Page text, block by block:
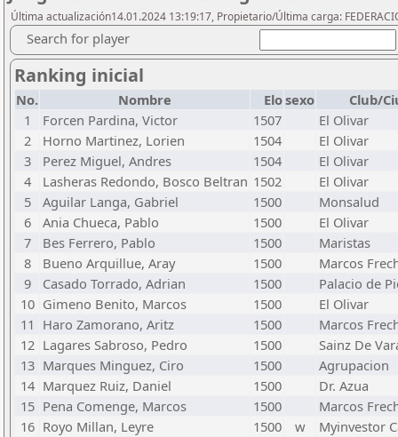
Última actualización14.01.2024 13:19:17, Propietario/Última carga:
Search for player
Ranking inicial
No. Nombre Elosexo
Club/
1
Forcen Pardina, Victor 1507
El Olivar
2
Horno Martinez, Lorien 1504
El Olivar
3
Perez Miguel, Andres 1504
El Olivar
4
Lasheras Redondo, Bosco Beltran 1502
El Olivar
5
Aguilar Langa, Gabriel 1500
Monsalud
6
Ania Chueca, Pablo 1500
El Olivar
7
Bes Ferrero, Pablo 1500
Maristas
8
Bueno Arquillue, Aray 1500
Marcos
9
Casado Torrado, Adrian 1500
Palacio de
10 Gimeno Benito, Marcos 1500
El Olivar
11 Haro Zamorano, Aritz 1500
Marcos
12 Lagares Sabroso, Pedro 1500
Sainz De
13 Marques Minguez, Ciro 1500
Agrupacion
14 Marquez Ruiz, Daniel 1500
Dr. Azua
15 Pena Comenge, Marcos 1500
Marcos
16 Royo Millan, Leyre 1500 w
Myinvestor